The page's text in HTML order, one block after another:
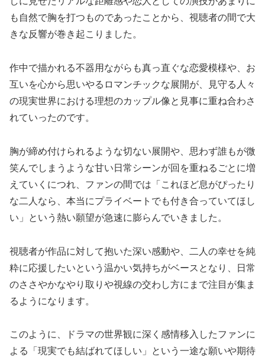
も自然で胸を打つものであったことから、視聴者の間で大
きな反響が巻き起こりました。
作中で描かれる不器用ながらも真っ直ぐな恋愛模様や、お
互いを心から思いやるロマンチックな展開が、見守る人々
の現実世界における理想のカップル像と見事に重ね合わさ
れていったのです。
胸が締め付けられるような切ない展開や、思わず誰もが微
笑んでしまうような甘い日常シーンが回を重ねるごとに増
えていくにつれ、ファンの間では「これほど息がぴったり
な二人なら、本当にプライベートでも付き合っていてほし
い」という熱い願望が急速に膨らんでいきました。
視聴者が作品に対して抱いた深い感動や、二人の幸せを純
粋に応援したいという温かい気持ちがベースとなり、日常
のささやかなやり取りや視線の交わし方にまで注目が集ま
るようになります。
このように、ドラマの世界観に深く感情移入したファンに
よる「現実でも結ばれてほしい」という一途な願いや期待